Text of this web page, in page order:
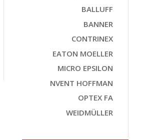
BALLUFF
BANNER
CONTRINEX
EATON MOELLER
MICRO EPSILON
NVENT HOFFMAN
OPTEX FA
WEIDMÜLLER